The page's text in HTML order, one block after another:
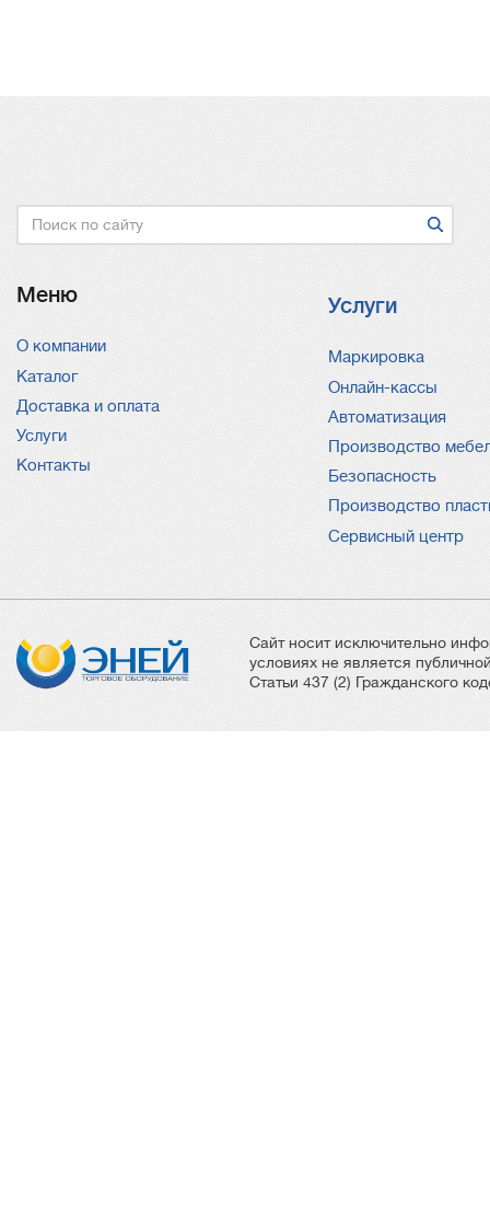
Поиск
Меню
О компании
Каталог
Доставка и оплата
Услуги
Контакты
Услуги
Услуги
Маркировка
Онлайн-кассы
Автоматизация
Производство
Безопасность
Производство
Сервисный центр
Сайт носит исключительно
условиях не является
Статьи 437 (2) Гражданского